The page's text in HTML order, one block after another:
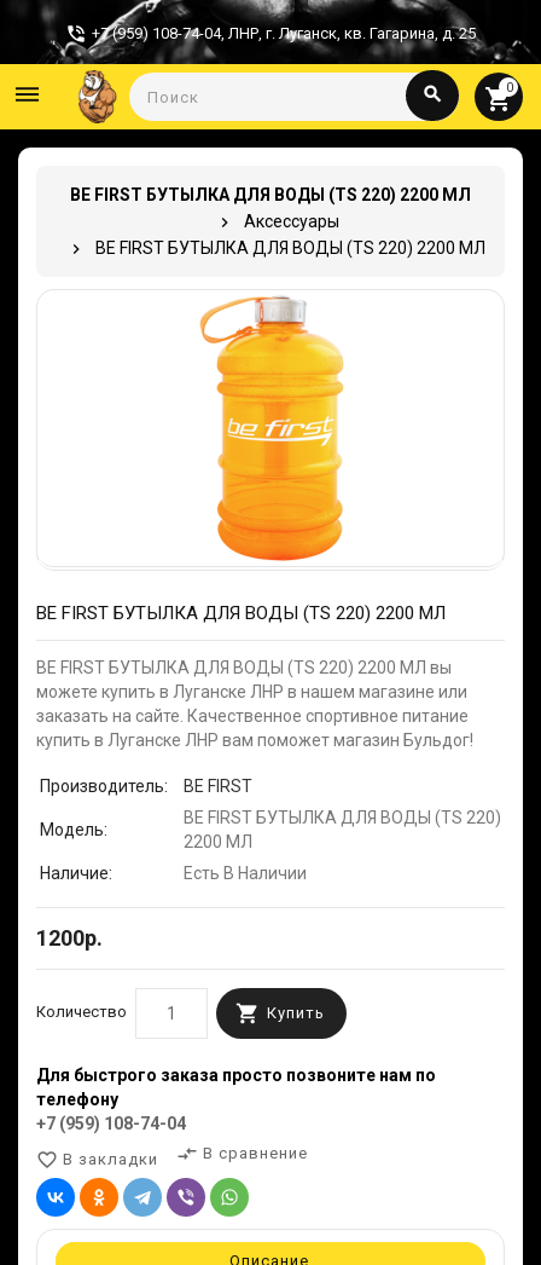
+7 (959) 108-74-04,ЛНР, г. Луганск, кв. Гагарина, д. 25
search shopping_cart
0
dehaze
BE FIRST БУТЫЛКА ДЛЯ ВОДЫ (TS 220) 2200 МЛ
Аксессуары
BE FIRST БУТЫЛКА ДЛЯ ВОДЫ (TS 220) 2200 МЛ
BE FIRST БУТЫЛКА ДЛЯ ВОДЫ (TS 220) 2200 МЛ
BE FIRST БУТЫЛКА ДЛЯ ВОДЫ (TS 220) 2200 МЛ вы
можете купить в Луганске ЛНР в нашем магазине или
заказать на сайте. Качественное спортивное питание
купить в Луганске ЛНР вам поможет магазин Бульдог!
Производитель: BE FIRST
Модель:
BE FIRST БУТЫЛКА ДЛЯ ВОДЫ (TS 220)
2200 МЛ
Наличие:
Есть В Наличии
1200р.
Количество Купить
Для быстрого заказа просто позвоните нам по
телефону
+7 (959) 108-74-04
favorite_border В закладки compare_arrows В сравнение
Описание